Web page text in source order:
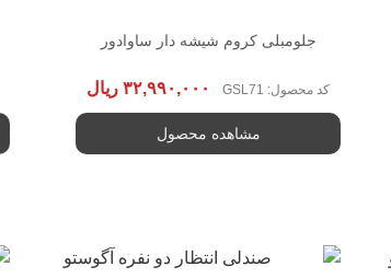
جلومبلی کروم شیشه دار ساوادور
کد محصول: GSL71 ۳۲,۹۹۰,۰۰۰ ریال
مشاهده محصول